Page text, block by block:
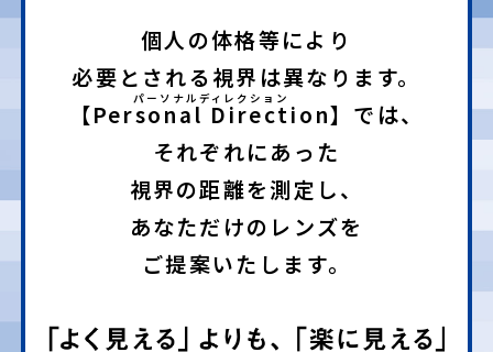
個人の体格等により
必要とされる視界は異なります。
【Personal Direction】 では、
それぞれにあった
視界の距離を測定し、
あなただけのレンズを
ご提案いたします。